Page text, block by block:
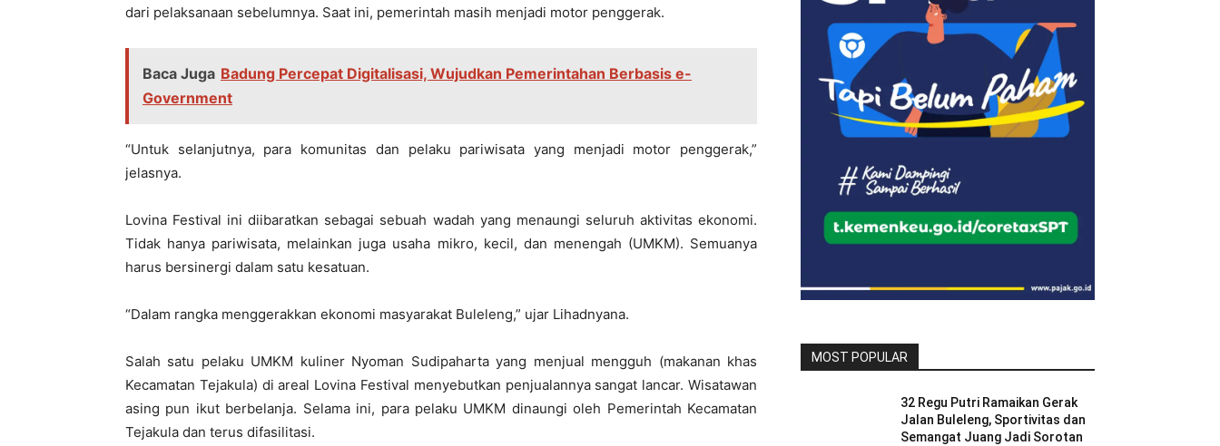
dari pelaksanaan sebelumnya. Saat ini, pemerintah masih menjadi motor penggerak.
Baca Juga Badung Percepat Digitalisasi, Wujudkan Pemerintahan Berbasis e-
Government
“Untuk selanjutnya, para komunitas dan pelaku pariwisata yang menjadi motor penggerak,”
jelasnya.
Lovina Festival ini diibaratkan sebagai sebuah wadah yang menaungi seluruh aktivitas ekonomi.
Tidak hanya pariwisata, melainkan juga usaha mikro, kecil, dan menengah (UMKM). Semuanya
harus bersinergi dalam satu kesatuan.
“Dalam rangka menggerakkan ekonomi masyarakat Buleleng,” ujar Lihadnyana.
Salah satu pelaku UMKM kuliner Nyoman Sudipaharta yang menjual mengguh (makanan khas
Kecamatan Tejakula) di areal Lovina Festival menyebutkan penjualannya sangat lancar. Wisatawan
asing pun ikut berbelanja. Selama ini, para pelaku UMKM dinaungi oleh Pemerintah Kecamatan
Tejakula dan terus difasilitasi.
MOST POPULAR
32 Regu Putri Ramaikan Gerak
Jalan Buleleng, Sportivitas dan
Semangat Juang Jadi Sorotan